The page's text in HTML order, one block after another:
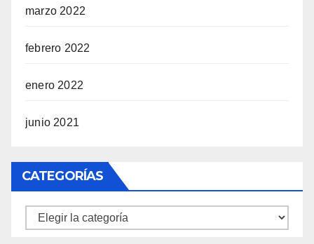
marzo 2022
febrero 2022
enero 2022
junio 2021
CATEGORÍAS
Categorías